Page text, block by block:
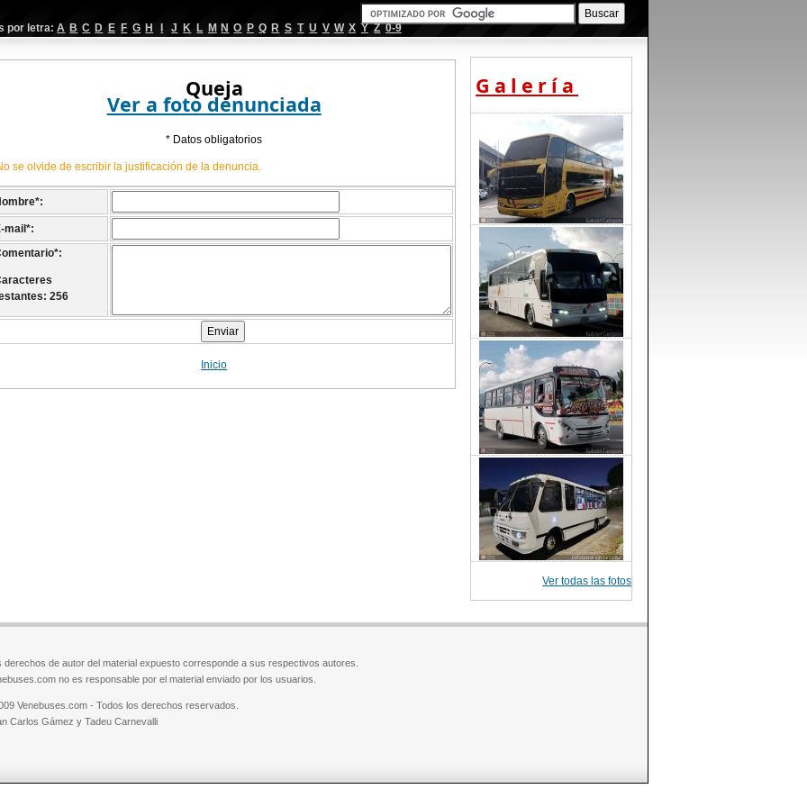
por letra: A B C D E F G H J K L M N O P Q R S T U V W X Y Z 0-9
Galería
Ver todas las fotos
Queja
Ver a foto denunciada
* Datos obligatorios
se olvide de escribir la justificación de la denuncia.
*:
mail*:
*:
256
Inicio
derechos de autor del material expuesto corresponde a sus respectivos autores.
no es responsable por el material enviado por los usuarios.
Venebuses.com - Todos los derechos reservados.
Carlos Gámez y Tadeu Carnevalli